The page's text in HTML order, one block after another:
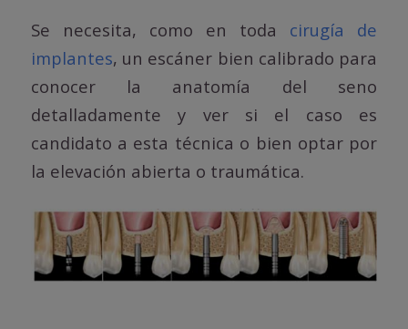
Se necesita, como en toda cirugía de
implantes, un escáner bien calibrado para
conocer la anatomía del seno
detalladamente y ver si el caso es
candidato a esta técnica o bien optar por
la elevación abierta o traumática.